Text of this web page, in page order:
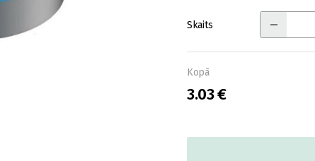
Skaits
Kopā
3.03 €